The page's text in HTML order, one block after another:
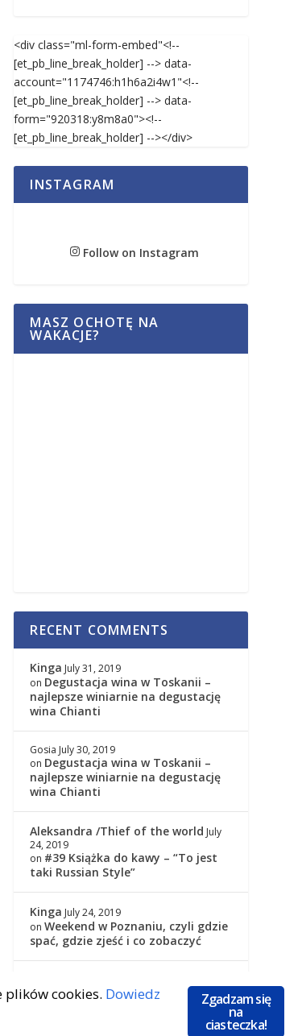
<div class="ml-form-embed"<!--
[et_pb_line_break_holder] --> data-
account="1174746:h1h6a2i4w1"<!--
[et_pb_line_break_holder] --> data-
form="920318:y8m8a0"><!--
[et_pb_line_break_holder] --></div>
INSTAGRAM
Follow on Instagram
MASZ OCHOTĘ NA
WAKACJE?
RECENT COMMENTS
Kinga July 31, 2019
on Degustacja wina w Toskanii –
najlepsze winiarnie na degustację
wina Chianti
Gosia July 30, 2019
on Degustacja wina w Toskanii –
najlepsze winiarnie na degustację
wina Chianti
Aleksandra /Thief of the world July
24, 2019
on #39 Książka do kawy – “To jest
taki Russian Style”
Kinga July 24, 2019
onWeekend w Poznaniu, czyli gdzie
spać, gdzie zjeść i co zobaczyć
on#39 Książka do kawy – “To jestZgadzam się
na
ciasteczka!
plików cookies. Dowiedz